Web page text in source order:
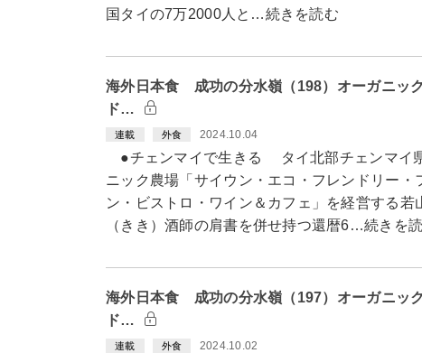
国タイの7万2000人と…続きを読む
海外日本食 成功の分水嶺（198）オーガニッ
ド…
連載 外食 2024.10.04
●チェンマイで生きる タイ北部チェンマイ
ニック農場「サイウン・エコ・フレンドリー・
ン・ビストロ・ワイン＆カフェ」を経営する若
（きき）酒師の肩書を併せ持つ還暦6…続きを
海外日本食 成功の分水嶺（197）オーガニッ
ド…
連載 外食 2024.10.02